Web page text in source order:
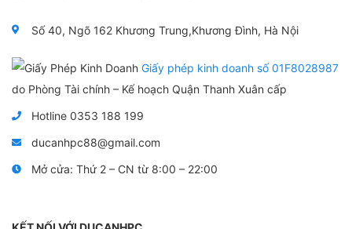
Số 40, Ngõ 162 Khương Trung,Khương Đình, Hà Nội
Giấy phép kinh doanh số 01F8028987
do Phòng Tài chính – Kế hoạch Quận Thanh Xuân cấp
Hotline 0353 188 199
ducanhpc88@gmail.com
Mở cửa: Thứ 2 – CN từ 8:00 – 22:00